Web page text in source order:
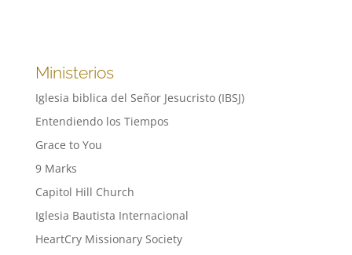
Ministerios
Iglesia biblica del Señor Jesucristo (IBSJ)
Entendiendo los Tiempos
Grace to You
9 Marks
Capitol Hill Church
Iglesia Bautista Internacional
HeartCry Missionary Society